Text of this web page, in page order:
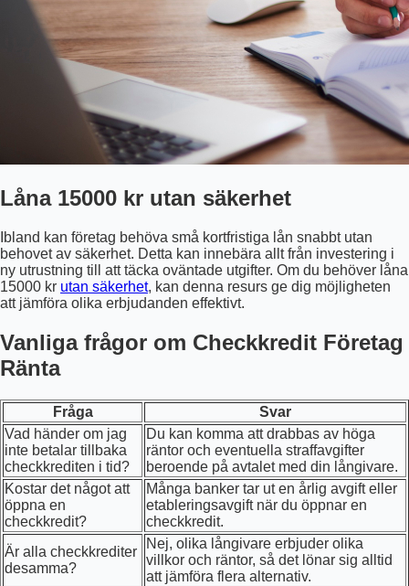
Låna 15000 kr utan säkerhet
Ibland kan företag behöva små kortfristiga lån snabbt utan
behovet av säkerhet. Detta kan innebära allt från investering i
ny utrustning till att täcka oväntade utgifter. Om du behöver låna
15000 kr utan säkerhet, kan denna resurs ge dig möjligheten
att jämföra olika erbjudanden effektivt.
Vanliga frågor om Checkkredit Företag
Ränta
Fråga
Svar
Vad händer om jag
inte betalar tillbaka
checkkrediten i tid?
Du kan komma att drabbas av höga
räntor och eventuella straffavgifter
beroende på avtalet med din långivare.
Kostar det något att
öppna en
checkkredit?
Många banker tar ut en årlig avgift eller
etableringsavgift när du öppnar en
checkkredit.
Är alla checkkrediter
desamma?
Nej, olika långivare erbjuder olika
villkor och räntor, så det lönar sig alltid
att jämföra flera alternativ.